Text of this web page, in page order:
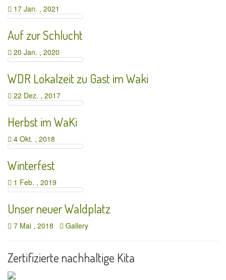
17 Jan. , 2021
Auf zur Schlucht
20 Jan. , 2020
WDR Lokalzeit zu Gast im Waki
22 Dez. , 2017
Herbst im WaKi
4 Okt. , 2018
Winterfest
1 Feb. , 2019
Unser neuer Waldplatz
7 Mai , 2018 Gallery
Zertifizierte nachhaltige Kita